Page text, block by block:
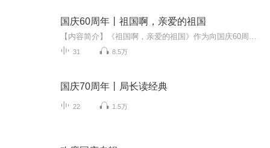
国庆60周年丨祖国啊，亲爱的祖国
31 8.5万
国庆70周年丨局长读经典
22 1.5万